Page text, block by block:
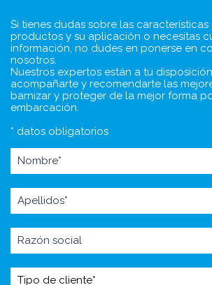
Si tienes dudas sobre las
productos y su aplicación o necesitas
información, no dudes en ponerse en
nosotros.
Nuestros expertos están a tu
acompañarte y recomendarte las
barnizar y proteger de la mejor forma
embarcación.
* datos obligatorios